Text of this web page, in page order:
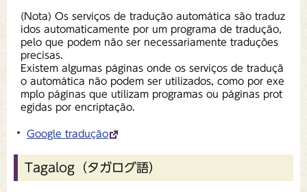
(Nota) Os serviços de tradução automática são traduz
idos automaticamente por um programa de tradução,
pelo que podem não ser necessariamente traduções
precisas.
Existem algumas páginas onde os serviços de traduçã
o automática não podem ser utilizados, como por exe
mplo páginas que utilizam programas ou páginas prot
egidas por encriptação.
Google tradução
Tagalog（タガログ語）